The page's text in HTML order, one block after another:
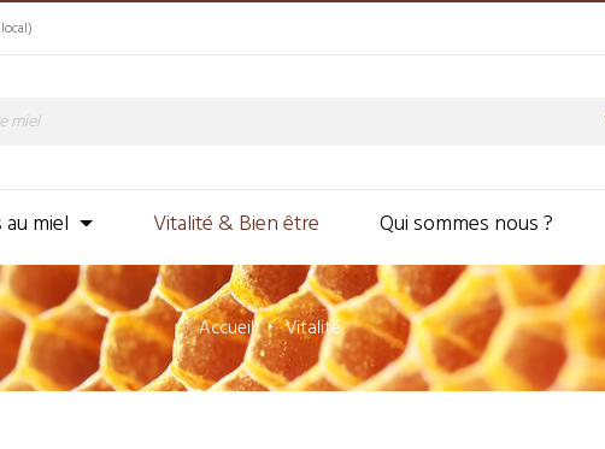
miel Vitalité & Bien être Qui sommes nous ?
Accueil Vitalité